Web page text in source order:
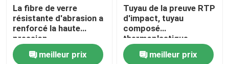
La fibre de verre
résistante d'abrasion a
renforcé la haute
pression
thermoplastique de
tuyaux meilleur prix
Tuyau de la preuve RTP
d'impact, tuyau
composé
thermoplastique
résistant de haute
abrasionmeilleur prix